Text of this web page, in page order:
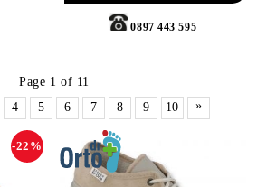
0897 443 595
Page 1 of 11
4 5 6 7 8 9 10 »
-22%